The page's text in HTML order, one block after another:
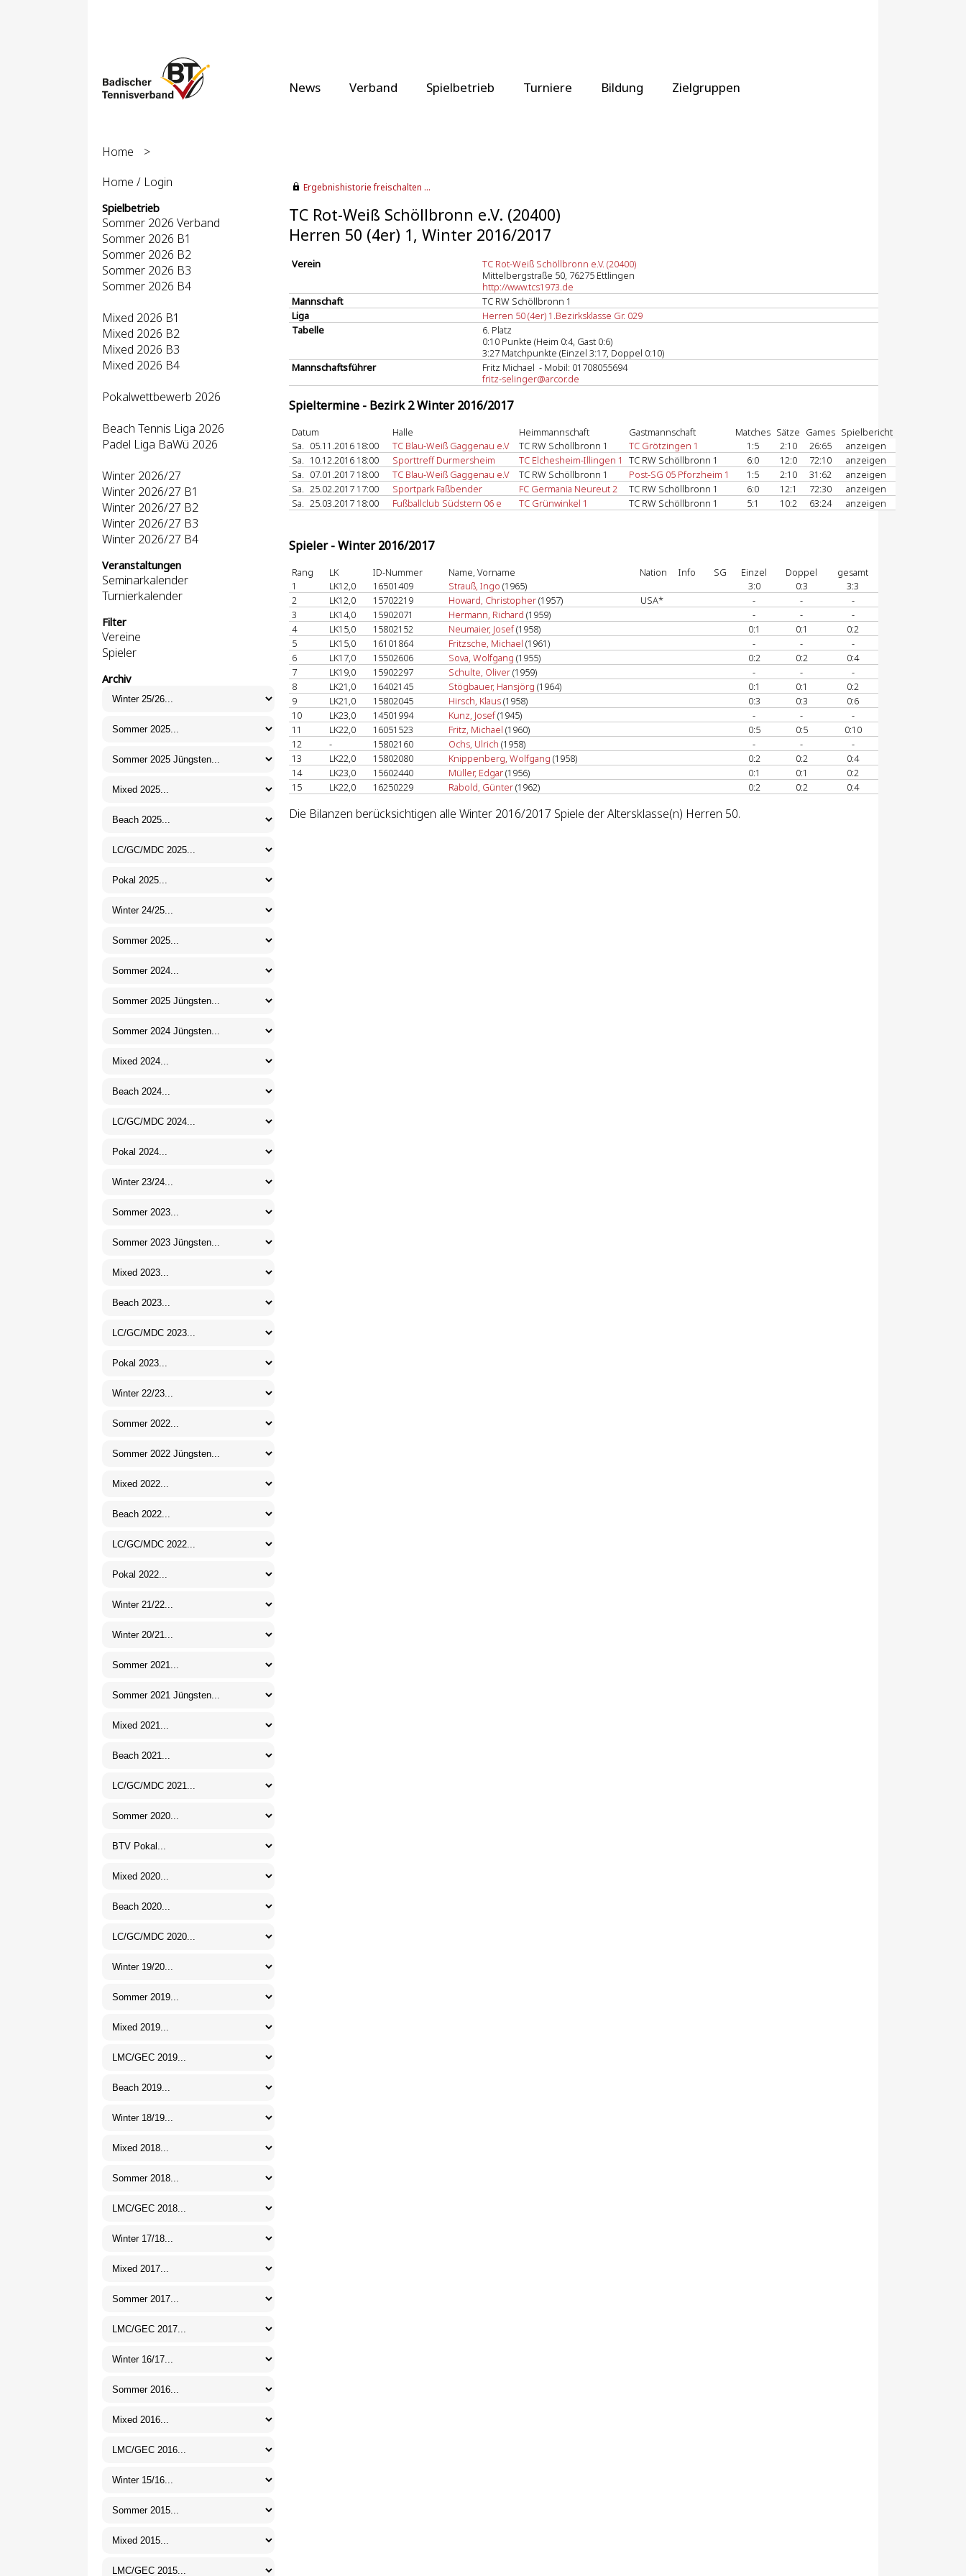
News Verband Spielbetrieb Turniere Bildung Zielgruppen
Home
>
Home / Login
Spielbetrieb
Sommer 2026 Verband
Sommer 2026 B1
Sommer 2026 B2
Sommer 2026 B3
Sommer 2026 B4
Mixed 2026 B1
Mixed 2026 B2
Mixed 2026 B3
Mixed 2026 B4
Pokalwettbewerb 2026
Beach Tennis Liga 2026
Padel Liga BaWü 2026
Winter 2026/27
Winter 2026/27 B1
Winter 2026/27 B2
Winter 2026/27 B3
Winter 2026/27 B4
Veranstaltungen
Seminarkalender
Turnierkalender
Filter
Vereine
Spieler
Archiv
Ergebnishistorie freischalten ...
TC Rot-Weiß Schöllbronn e.V. (20400)
Herren 50 (4er) 1, Winter 2016/2017
Verein
TC Rot-Weiß Schöllbronn e.V. (20400)
Mittelbergstraße 50, 76275 Ettlingen
http://www.tcs1973.de
Mannschaft
TC RW Schöllbronn 1
Liga
Herren 50 (4er) 1.Bezirksklasse Gr. 029
Tabelle
6. Platz
0:10 Punkte (Heim 0:4, Gast 0:6)
3:27 Matchpunkte (Einzel 3:17, Doppel 0:10)
Mannschaftsführer
Fritz Michael - Mobil: 01708055694
fritz-selinger@arcor.de
Spieltermine - Bezirk 2 Winter 2016/2017
Datum Halle Heimmannschaft Gastmannschaft Matches Sätze Games Spielbericht
Sa. 05.11.2016 18:00 TC Blau-Weiß Gaggenau e.V TC RW Schöllbronn 1 TC Grötzingen 1 1:5 2:10 26:65
anzeigen
Sa. 10.12.2016 18:00 Sporttreff Durmersheim TC Elchesheim-Illingen 1 TC RW Schöllbronn 1 6:0 12:0 72:10
anzeigen
Sa. 07.01.2017 18:00 TC Blau-Weiß Gaggenau e.V TC RW Schöllbronn 1 Post-SG 05 Pforzheim 1 1:5 2:10 31:62
anzeigen
Sa. 25.02.2017 17:00 Sportpark Faßbender FC Germania Neureut 2 TC RW Schöllbronn 1 6:0 12:1 72:30
anzeigen
Sa. 25.03.2017 18:00 Fußballclub Südstern 06 e TC Grünwinkel 1 TC RW Schöllbronn 1 5:1 10:2 63:24 anzeigen
Spieler - Winter 2016/2017
Rang LK ID-Nummer Name, Vorname Nation Info SG Einzel Doppel
gesamt
1
LK12,0 16501409 Strauß, Ingo (1965) 3:0 0:3
3:3
2
LK12,0 15702219 Howard, Christopher(1957) USA* - -
-
3
LK14,0 15902071 Hermann, Richard (1959) - -
-
4
LK15,0 15802152 Neumaier, Josef(1958) 0:1 0:1
0:2
5
LK15,0 16101864 Fritzsche, Michael (1961) - -
-
6
LK17,0 15502606 Sova, Wolfgang (1955) 0:2 0:2
0:4
7
LK19,0 15902297 Schulte, Oliver(1959) - -
-
8
LK21,0 16402145 Stögbauer, Hansjörg (1964) 0:1 0:1
0:2
9
LK21,0 15802045 Hirsch, Klaus(1958) 0:3 0:3
0:6
10
LK23,0 14501994 Kunz, Josef(1945) - -
-
11
LK22,0 16051523 Fritz, Michael (1960) 0:5 0:5
0:10
12
- 15802160 Ochs, Ulrich (1958) - -
-
13
LK22,0 15802080 Knippenberg, Wolfgang (1958) 0:2 0:2
0:4
14
LK23,0 15602440 Müller, Edgar(1956) 0:1 0:1
0:2
15
LK22,0 16250229 Rabold, Günter(1962) 0:2 0:2 0:4
Die Bilanzen berücksichtigen alle Winter 2016/2017 Spiele der Altersklasse(n) Herren 50.